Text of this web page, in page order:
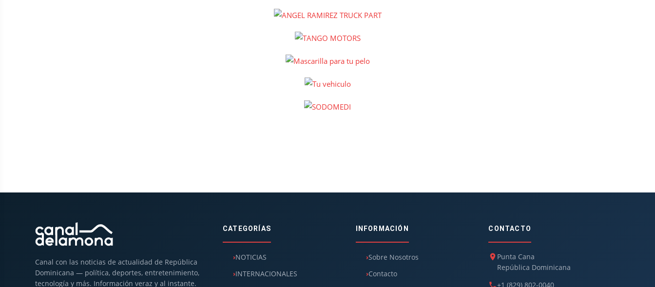
Canal con las noticias de actualidad de República
Dominicana — política, deportes, entretenimiento,
tecnología y más. Información veraz y al instante.
CATEGORÍAS
NOTICIAS
INTERNACIONALES
INFORMACIÓN
Sobre Nosotros
Contacto
CONTACTO
Punta Cana
República Dominicana
+1 (829) 802-0040